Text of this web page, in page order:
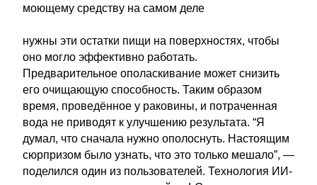
моющему средству на самом деле
нужны эти остатки пищи на поверхностях, чтобы
оно могло эффективно работать.
Предварительное ополаскивание может снизить
его очищающую способность. Таким образом
время, проведённое у раковины, и потраченная
вода не приводят к улучшению результата. “Я
думал, что сначала нужно ополоснуть. Настоящим
сюрпризом было узнать, что это только мешало”, —
поделился один из пользователей. Технология ИИ-